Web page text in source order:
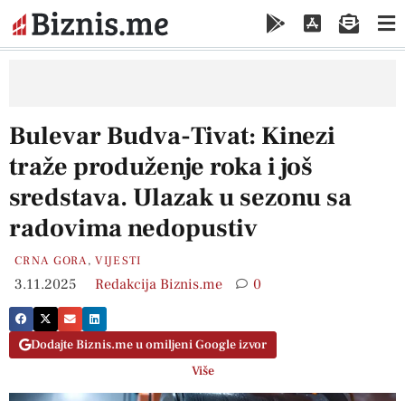
Bulevar Budva-Tivat: Kinezi
traže produženje roka i još
sredstava. Ulazak u sezonu sa
radovima nedopustiv
CRNA GORA,VIJESTI
3.11.2025 Redakcija Biznis.me 0
Dodajte Biznis.me u omiljeni Google izvor
Više